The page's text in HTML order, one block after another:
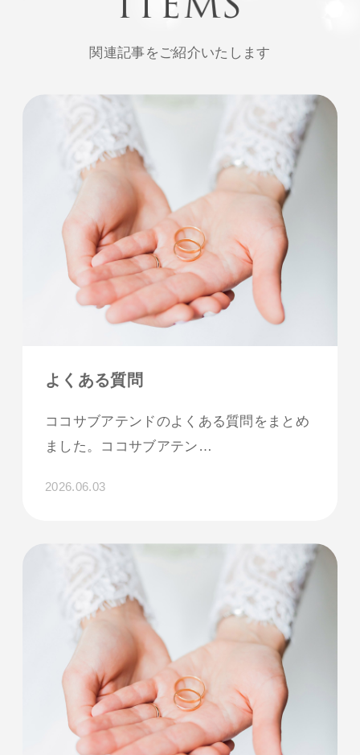
関連記事をご紹介いたします
よくある質問
ココサブアテンドのよくある質問をまとめ
ました。ココサブアテン…
2026.06.03